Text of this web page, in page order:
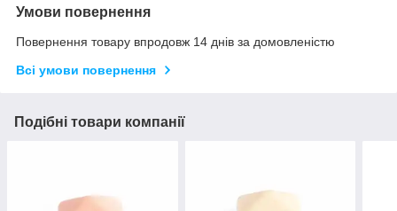
Умови повернення
Повернення товару впродовж 14 днів за домовленістю
Всі умови повернення
Подібні товари компанії